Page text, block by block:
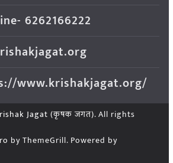
6262166222
www.krishakjagat.org/
Jagat (कृषक जगत). All rights
by ThemeGrill. Powered by